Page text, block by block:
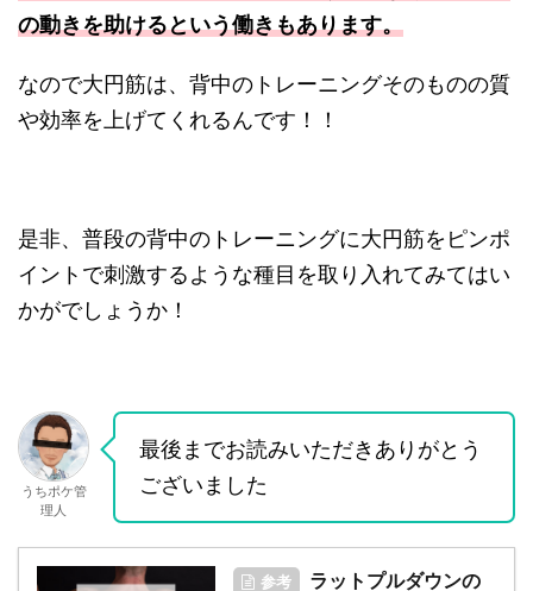
の動きを助けるという働きもあります。
なので大円筋は、背中のトレーニングそのものの質
や効率を上げてくれるんです！！
是非、普段の背中のトレーニングに大円筋をピンポ
イントで刺激するような種目を取り入れてみてはい
かがでしょうか！
うちポケ管
理人
最後までお読みいただきありがとう
ございました
参考
ラットプルダウンの